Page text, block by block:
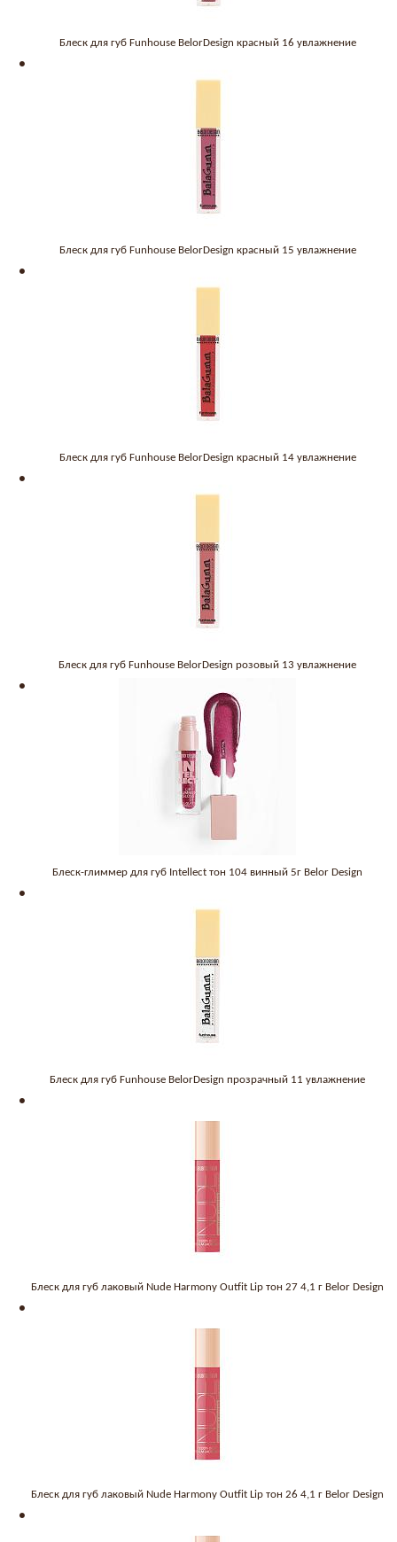
Блеск для губ Funhouse BelorDesign красный 16 увлажнение
Блеск для губ Funhouse BelorDesign красный 15 увлажнение
Блеск для губ Funhouse BelorDesign красный 14 увлажнение
Блеск для губ Funhouse BelorDesign розовый 13 увлажнение
Блеск-глиммер для губ Intellect тон 104 винный 5г Belor Design
Блеск для губ Funhouse BelorDesign прозрачный 11 увлажнение
Блеск для губ лаковый Nude Harmony Outfit Lip тон 27 4,1 г Belor Design
Блеск для губ лаковый Nude Harmony Outfit Lip тон 26 4,1 г Belor Design